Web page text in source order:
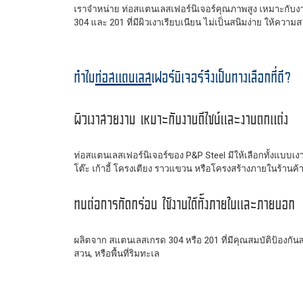
เราจำหน่าย ท่อสแตนเลสเฟอร์นิเจอร์คุณภาพสูง เหมาะกับ
304 และ 201 ที่มีผิวเงาเรียบเนียน ไม่เป็นสนิมง่าย ให้คว
ทำไมท่อสแตนเลสเฟอร์นิเจอร์จึงเป็นทางเลือกที่ดี?
ผิวเงาสวยงาม เหมาะกับงานดีไซน์และงานตกแต่ง
ท่อสแตนเลสเฟอร์นิเจอร์ของ P&P Steel มีให้เลือกทั้งแบบเ
โต๊ะ เก้าอี้ โครงเตียง ราวแขวน หรือโครงสร้างภายในร้าน
ทนต่อการกัดกร่อน ใช้งานได้ทั้งภายในและภายนอก
ผลิตจาก สแตนเลสเกรด 304 หรือ 201 ที่มีคุณสมบัติป้องกั
สวน, หรือพื้นที่ริมทะเล